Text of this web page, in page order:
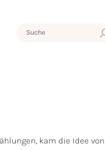
kam die Idee